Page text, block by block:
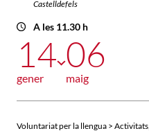
Castelldefels
A les 11.30 h
14
gener
06
maig
Voluntariat per la llengua > Activitats